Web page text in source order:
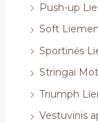
Push-up
Soft
Sportinės
Stringai
Triumph
Vestuvinis